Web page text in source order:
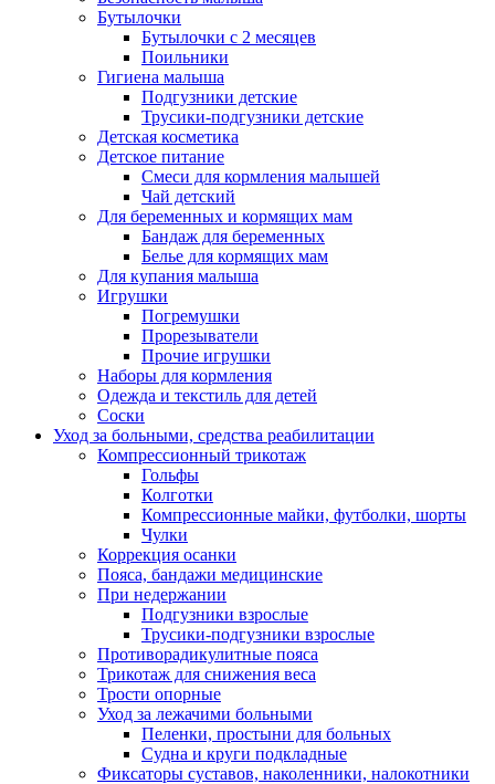
Бутылочки
Бутылочки с 2 месяцев
Поильники
Гигиена малыша
Подгузники детские
Трусики-подгузники детские
Детская косметика
Детское питание
Смеси для кормления малышей
Чай детский
Для беременных и кормящих мам
Бандаж для беременных
Белье для кормящих мам
Для купания малыша
Игрушки
Погремушки
Прорезыватели
Прочие игрушки
Наборы для кормления
Одежда и текстиль для детей
Соски
Уход за больными, средства реабилитации
Компрессионный трикотаж
Гольфы
Колготки
Компрессионные майки, футболки, шорты
Чулки
Коррекция осанки
Пояса, бандажи медицинские
При недержании
Подгузники взрослые
Трусики-подгузники взрослые
Противорадикулитные пояса
Трикотаж для снижения веса
Трости опорные
Уход за лежачими больными
Пеленки, простыни для больных
Судна и круги подкладные
Фиксаторы суставов, наколенники, налокотники